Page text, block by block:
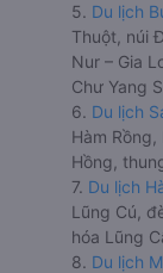
5. Du lịch
Thuột, núi
Nur – Gia
Chư Yang
6. Du lịch
Hàm
Hồng,
7. Du lịch
Lũng Cú,
hóa Lũng
8. Du lịch